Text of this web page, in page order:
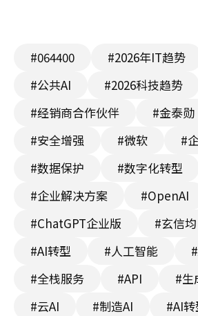
#064400 #2026年IT趋势
#公共AI
#2026科技趋势
#经销商合作伙伴
#金泰勋
#安全增强
#微软
#
#数据保护
#数字化转型
#企业解决方案
#OpenAI
#ChatGPT企业版
#玄信均
#AI转型
#人工智能
#全栈服务
#API
#生
#云AI
#制造AI
#AI